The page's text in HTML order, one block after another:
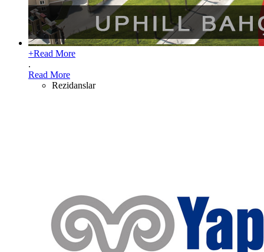
+Read More
.
Read More
Rezidanslar